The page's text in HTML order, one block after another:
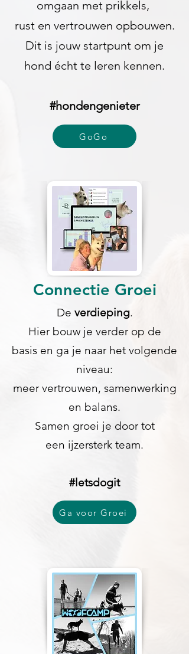
omgaan met prikkels,
rust en vertrouwen opbouwen.
Dit is jouw startpunt om je
hond écht te leren kennen.
#hondengenieter
GoGo
Connectie Groei
De verdieping.
Hier bouw je verder op de
basis en ga je naar het volgende
niveau:
meer vertrouwen, samenwerking
en balans.
Samen groei je door tot
een ijzersterk team.
#letsdogit
Ga voor Groei